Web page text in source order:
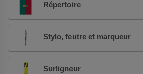
Répertoire
Stylo, feutre et marqueur
Surligneur